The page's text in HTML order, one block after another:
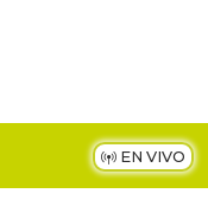
EN VIVO